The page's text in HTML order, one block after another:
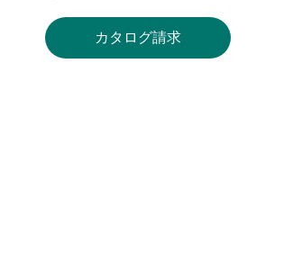
カタログ請求